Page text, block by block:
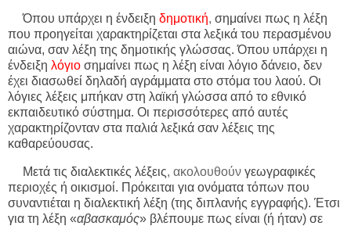
Όπου υπάρχει η ένδειξη δημοτική, σημαίνει πως η λέξη
που προηγείται χαρακτηρίζεται στα λεξικά του περασμένου
αιώνα, σαν λέξη της δημοτικής γλώσσας. Όπου υπάρχει η
ένδειξη λόγιο σημαίνει πως η λέξη είναι λόγιο δάνειο, δεν
έχει διασωθεί δηλαδή αγράμματα στο στόμα του λαού. Οι
λόγιες λέξεις μπήκαν στη λαϊκή γλώσσα από το εθνικό
εκπαιδευτικό σύστημα. Οι περισσότερες από αυτές
χαρακτηρίζονταν στα παλιά λεξικά σαν λέξεις της
καθαρεύουσας.
Μετά τις διαλεκτικές λέξεις, ακολουθούνγεωγραφικές
περιοχές ή οικισμοί. Πρόκειται για ονόματα τόπων που
συναντιέται η διαλεκτική λέξη (της διπλανής εγγραφής). Έτσι
για τη λέξη «αβασκαμός» βλέπουμε πως είναι (ή ήταν) σε